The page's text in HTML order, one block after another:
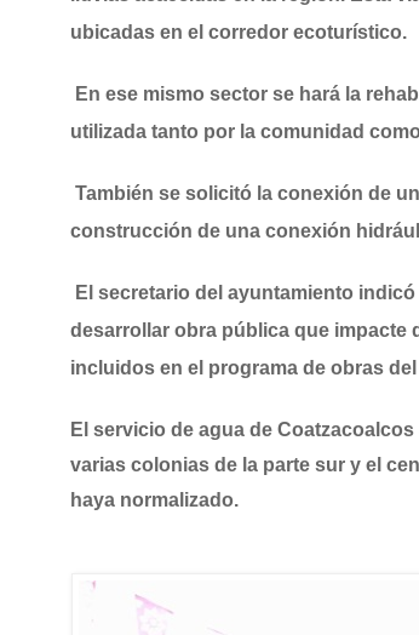
ubicadas en el corredor ecoturístico.
En ese mismo sector se hará la
utilizada tanto por la comunidad
También se solicitó la conexión de
construcción de una conexión
El secretario del ayuntamiento
desarrollar obra pública que impacte
incluidos en el programa de obras
El servicio de agua de
varias colonias de la parte sur y el
haya normalizado.